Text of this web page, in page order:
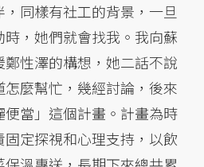
同樣有社工的背景，一旦
，她們就會找我。我向蘇
性澤的構想，她二話不說
麼幫忙，幾經討論，後來
當」這個計畫。計畫為時
定探視和心理支持，以飲